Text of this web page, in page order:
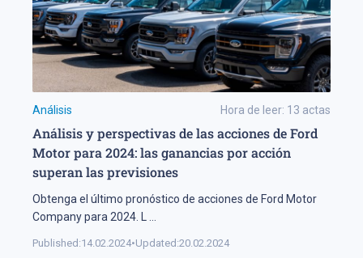
Análisis Hora de leer: 13 actas
Análisis y perspectivas de las acciones de Ford
Motor para 2024: las ganancias por acción
superan las previsiones
Obtenga el último pronóstico de acciones de Ford Motor
Company para 2024. L
Published:14.02.2024•Updated:20.02.2024